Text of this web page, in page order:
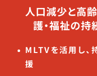
人口減少と高
護・福祉の
MLTVを活用し、
援